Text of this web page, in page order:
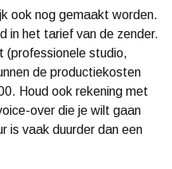
ook nog gemaakt worden.
in het tarief van de zender.
(professionele studio,
de productiekosten
Houd ook rekening met
over die je wilt gaan
is vaak duurder dan een